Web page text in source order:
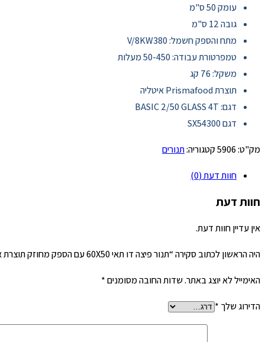
עומק 50 ס"מ
גובה 12 ס"מ
מתח והספק חשמל: V/8KW380
טמפרטורת עבודה: 50-450 מעלות
משקל: 76 קג
תוצרת Prismafood איטליה
דגם: BASIC 2/50 GLASS 4T
דגם SX54300
מק"ט:5906קטגוריה:תנורים
חוות דעת (0)
חוות דעת
אין עדיין חוות דעת.
היה הראשון לכתוב סקירה “תנור פיצה דו תאי 60X50 עם הספק מחוזק תוצרת איטליה”
האימייל לא יוצג באתר.שדות החובה מסומנים*
הדירוג שלך*